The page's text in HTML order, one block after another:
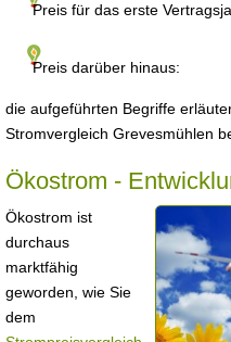
Preis für das erste
Preis darüber hinaus:
die aufgeführten Begriffe
Stromvergleich Grevesmühlen
Ökostrom -
Ökostrom ist
durchaus
marktfähig
geworden, wie Sie
dem